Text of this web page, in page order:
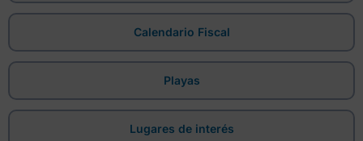
Calendario Fiscal
Playas
Lugares de interés